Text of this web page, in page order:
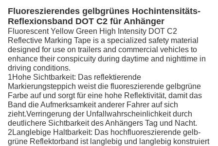
Fluoreszierendes gelbgrünes Hochintensitäts-
Reflexionsband DOT C2 für Anhänger
Fluorescent Yellow Green High Intensity DOT C2
Reflective Marking Tape is a specialized safety material
designed for use on trailers and commercial vehicles to
enhance their conspicuity during daytime and nighttime in
driving conditions.
1Hohe Sichtbarkeit: Das reflektierende
Markierungsteppich weist die fluoreszierende gelbgrüne
Farbe auf und sorgt für eine hohe Reflektivität, damit das
Band die Aufmerksamkeit anderer Fahrer auf sich
zieht.Verringerung der Unfallwahrscheinlichkeit durch
deutlichere Sichtbarkeit des Anhängers Tag und Nacht.
2Langlebige Haltbarkeit: Das hochfluoreszierende gelb-
grüne Reflektorband ist langlebig und langlebig konstruiert